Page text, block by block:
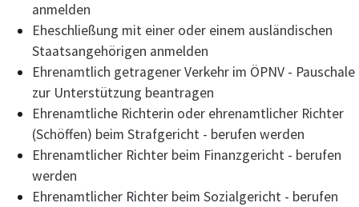
anmelden
Eheschließung mit einer oder einem ausländischen
Staatsangehörigen anmelden
Ehrenamtlich getragener Verkehr im ÖPNV - Pauschale
zur Unterstützung beantragen
Ehrenamtliche Richterin oder ehrenamtlicher Richter
(Schöffen) beim Strafgericht - berufen werden
Ehrenamtlicher Richter beim Finanzgericht - berufen
werden
Ehrenamtlicher Richter beim Sozialgericht - berufen